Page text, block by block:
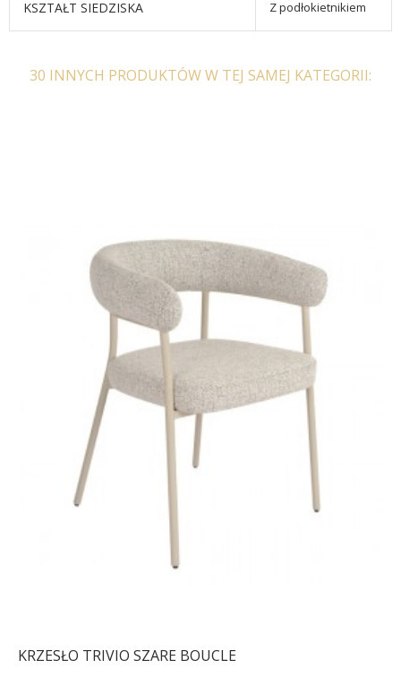
KSZTAŁT SIEDZISKA Z podłokietnikiem
30 INNYCH PRODUKTÓW W TEJ SAMEJ KATEGORII:
KRZESŁO TRIVIO SZARE BOUCLE